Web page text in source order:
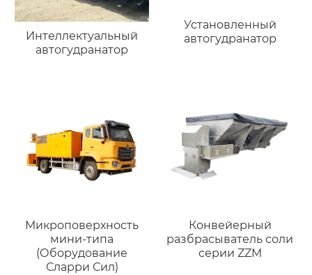
Интеллектуальный
автогудранатор
Установленный
автогудранатор
Микроповерхность
мини-типа
(Оборудование
Сларри Сил)
Конвейерный
разбрасыватель соли
серии ZZM